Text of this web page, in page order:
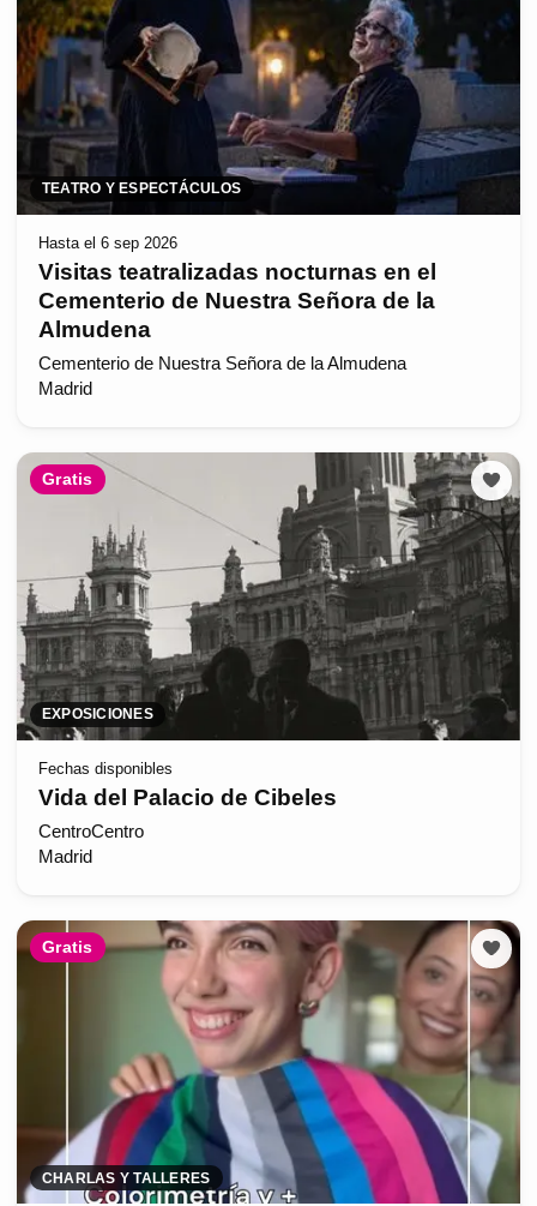
TEATRO Y ESPECTÁCULOS
Hasta el 6 sep 2026
Visitas teatralizadas nocturnas en el
Cementerio de Nuestra Señora de la
Almudena
Cementerio de Nuestra Señora de la Almudena
Madrid
Gratis
EXPOSICIONES
Fechas disponibles
Vida del Palacio de Cibeles
CentroCentro
Madrid
Gratis
CHARLAS Y TALLERES